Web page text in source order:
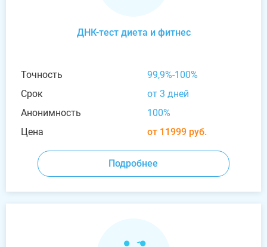
ДНК-тест диета и фитнес
Точность
99,9%-100%
Срок
от 3 дней
Анонимность
100%
Цена
от 11999 руб.
Подробнее